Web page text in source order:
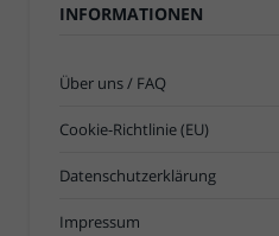
INFORMATIONEN
Über uns / FAQ
Cookie-Richtlinie (EU)
Datenschutzerklärung
Impressum